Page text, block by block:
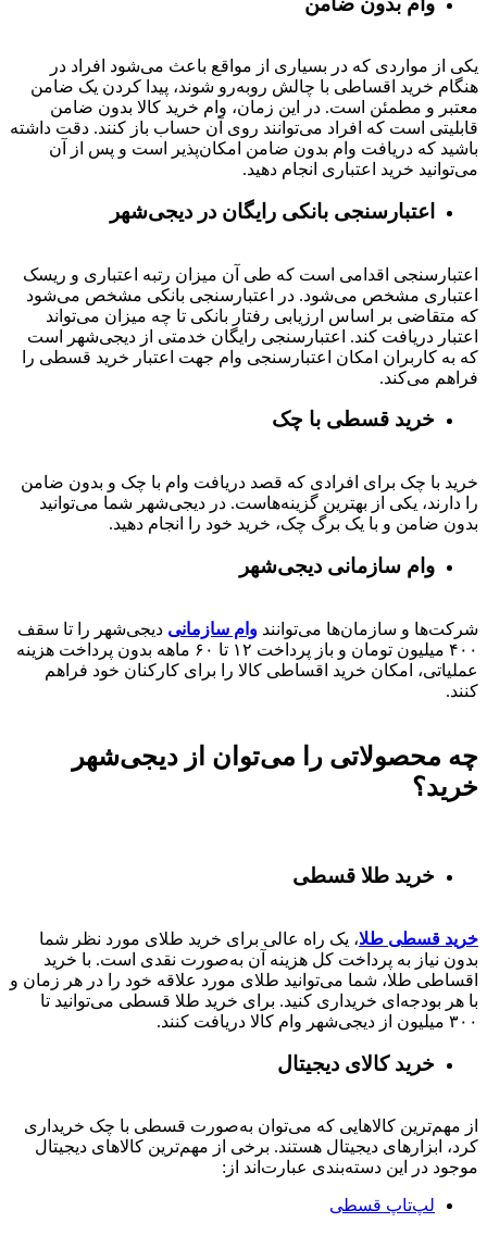
یکی از مواردی که در بسیاری از مواقع باعث می‌شود افراد در
هنگام خرید اقساطی با چالش روبه‌رو شوند، پیدا کردن یک ضامن
معتبر و مطمئن است. در این زمان، وام خرید کالا بدون ضامن
قابلیتی است که افراد می‌توانند روی آن حساب باز کنند. دقت داشته
باشید که دریافت وام بدون ضامن امکان‌پذیر است و پس از آن
می‌توانید خرید اعتباری انجام دهید.
اعتبارسنجی بانکی رایگان در دیجی‌شهر
اعتبارسنجی اقدامی است که طی آن میزان رتبه اعتباری و ریسک
اعتباری مشخص می‌شود. در اعتبارسنجی بانکی مشخص می‌شود
که متقاضی بر اساس ارزیابی رفتار بانکی تا چه میزان می‌تواند
اعتبار دریافت کند. اعتبارسنجی رایگان خدمتی از دیجی‌شهر است
که به کاربران امکان اعتبارسنجی وام جهت اعتبار خرید قسطی را
فراهم می‌کند.
خرید قسطی با چک
خرید با چک برای افرادی که قصد دریافت وام با چک و بدون ضامن
را دارند، یکی از بهترین گزینه‌هاست. در دیجی‌شهر شما می‌توانید
بدون ضامن و با یک برگ چک، خرید خود را انجام دهید.
وام سازمانی دیجی‌شهر
شرکت‌ها و سازمان‌ها می‌توانند وام سازمانی دیجی‌شهر را تا سقف
۴۰۰ میلیون تومان و باز پرداخت ۱۲ تا ۶۰
ماهه بدون پرداخت هزینه
عملیاتی، امکان خرید اقساطی کالا را برای کارکنان خود فراهم
کنند.
چه محصولاتی را می‌توان از دیجی‌شهر
خرید؟
خرید طلا قسطی
خرید قسطی طلا، یک راه عالی برای خرید طلای مورد نظر شما
بدون نیاز به پرداخت کل هزینه آن به‌صورت نقدی است. با خرید
اقساطی طلا، شما می‌توانید طلای مورد علاقه خود را در هر زمان و
با هر بودجه‌ای خریداری کنید. برای خرید طلا قسطی می‌توانید تا
۳۰۰ میلیون از دیجی‌شهر وام کالا دریافت کنند.
خرید کالای دیجیتال
از مهم‌ترین کالاهایی که می‌توان به‌صورت قسطی با چک خریداری
کرد، ابزارهای دیجیتال هستند. برخی از مهم‌ترین کالاهای دیجیتال
موجود در این دسته‌بندی عبارت‌اند از:
لپ‌تاپ قسطی